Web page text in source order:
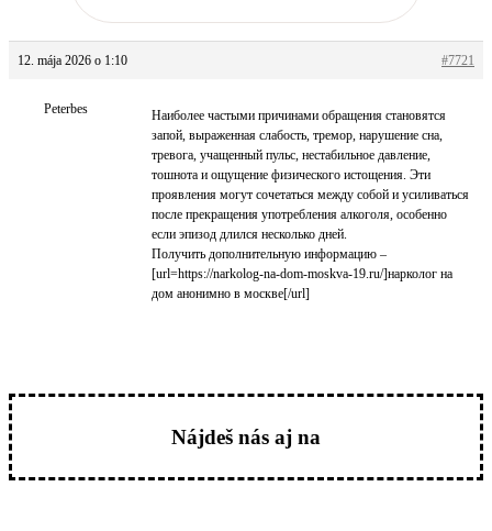
12. mája 2026 o 1:10 #7721
Peterbes
Наиболее частыми причинами обращения становятся
запой, выраженная слабость, тремор, нарушение сна,
тревога, учащенный пульс, нестабильное давление,
тошнота и ощущение физического истощения. Эти
проявления могут сочетаться между собой и усиливаться
после прекращения употребления алкоголя, особенно
если эпизод длился несколько дней.
Получить дополнительную информацию –
[url=https://narkolog-na-dom-moskva-19.ru/]нарколог на
дом анонимно в москве[/url]
Nájdeš nás aj na